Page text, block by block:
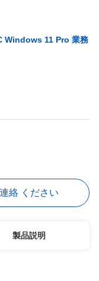
Windows 11 Pro 業務
連絡 ください
製品説明